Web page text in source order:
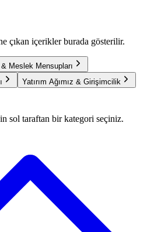
çıkan içerikler burada gösterilir.
Meslek Mensupları
Yatırım Ağımız & Girişimcilik
sol taraftan bir kategori seçiniz.